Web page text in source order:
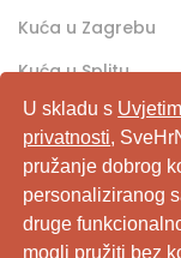
U skladu s
privatnosti,
pružanje dobrog
personaliziranog
druge
mogli pružiti bez
Kuća u Zagrebu
Kuća u Splitu
Kuća u Rijeci
pretraživač/
kuća, vikendica,